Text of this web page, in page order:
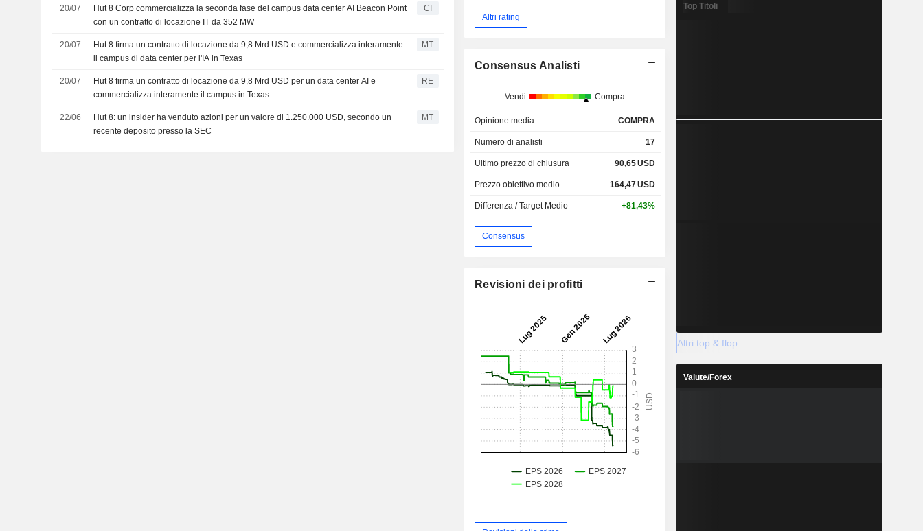
20/07
Hut 8 Corp commercializza la seconda fase del campus data center AI Beacon Point
con un contratto di locazione IT da 352 MW
CI
20/07
Hut 8 firma un contratto di locazione da 9,8 Mrd USD e commercializza interamente
il campus di data center per l'IA in Texas
MT
20/07
Hut 8 firma un contratto di locazione da 9,8 Mrd USD per un data center AI e
commercializza interamente il campus in Texas
RE
22/06
Hut 8: un insider ha venduto azioni per un valore di 1.250.000 USD, secondo un
recente deposito presso la SEC
MT
Altri rating
Consensus Analisti
Vendi Compra
Opinione media COMPRA
Numero di analisti 17
Ultimo prezzo di chiusura 90,65USD
Prezzo obiettivo medio 164,47USD
Differenza / Target Medio +81,43%
Consensus
Revisioni dei profitti
Top Titoli
Altri top & flop
Valute/Forex